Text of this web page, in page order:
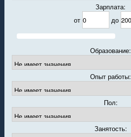
Зарплата:
от
до
Образование:
Опыт работы:
Пол:
Занятость: